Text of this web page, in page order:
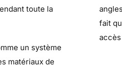
toute la
un système
matériaux de
fait